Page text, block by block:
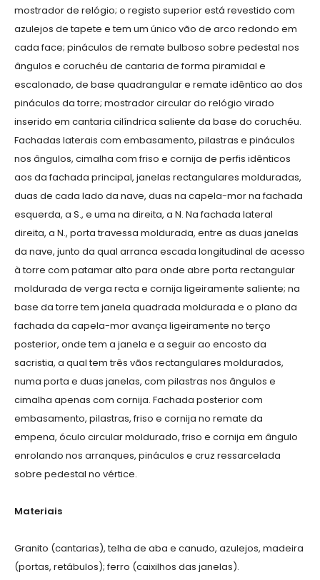
mostrador de relógio; o registo superior está revestido com
azulejos de tapete e tem um único vão de arco redondo em
cada face; pináculos de remate bulboso sobre pedestal nos
ângulos e coruchéu de cantaria de forma piramidal e
escalonado, de base quadrangular e remate idêntico ao dos
pináculos da torre; mostrador circular do relógio virado
inserido em cantaria cilíndrica saliente da base do coruchéu.
Fachadas laterais com embasamento, pilastras e pináculos
nos ângulos, cimalha com friso e cornija de perfis idênticos
aos da fachada principal, janelas rectangulares molduradas,
duas de cada lado da nave, duas na capela-mor na fachada
esquerda, a S., e uma na direita, a N. Na fachada lateral
direita, a N., porta travessa moldurada, entre as duas janelas
da nave, junto da qual arranca escada longitudinal de acesso
à torre com patamar alto para onde abre porta rectangular
moldurada de verga recta e cornija ligeiramente saliente; na
base da torre tem janela quadrada moldurada e o plano da
fachada da capela-mor avança ligeiramente no terço
posterior, onde tem a janela e a seguir ao encosto da
sacristia, a qual tem três vãos rectangulares moldurados,
numa porta e duas janelas, com pilastras nos ângulos e
cimalha apenas com cornija. Fachada posterior com
embasamento, pilastras, friso e cornija no remate da
empena, óculo circular moldurado, friso e cornija em ângulo
enrolando nos arranques, pináculos e cruz ressarcelada
sobre pedestal no vértice.
Materiais
Granito (cantarias), telha de aba e canudo, azulejos, madeira
(portas, retábulos); ferro (caixilhos das janelas).